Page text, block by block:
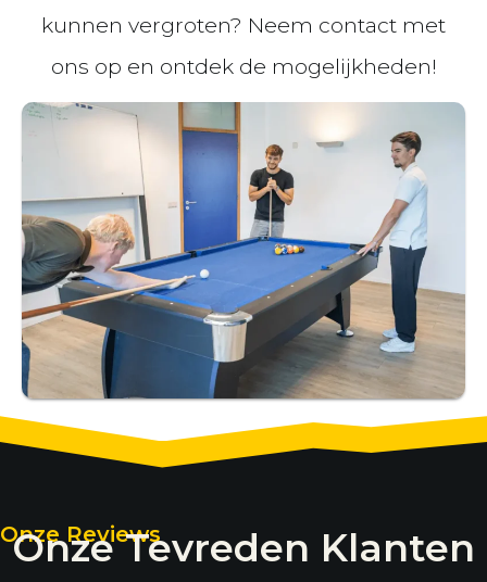
kunnen vergroten? Neem contact met
ons op en ontdek de mogelijkheden!
Onze Reviews
Onze Tevreden Klanten